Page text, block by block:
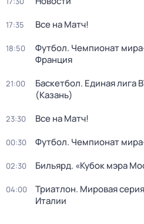
17:35 Все на Матч!
18:50
Футбол. Чемпионат
Франция
21:00
Баскетбол. Единая
(Казань)
23:30 Все на Матч!
00:30 Футбол. Чемпионат
02:30 Бильярд. «Кубок мэра
04:00
Триатлон. Мировая
Италии